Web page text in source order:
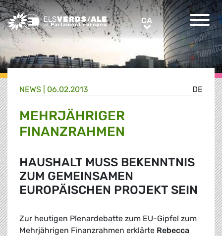
Greens/EFA Home CACA
DE
NEWS | 06.02.2013
MEHRJÄHRIGER
FINANZRAHMEN
HAUSHALT MUSS BEKENNTNIS
ZUM GEMEINSAMEN
EUROPÄISCHEN PROJEKT SEIN
Zur heutigen Plenardebatte zum EU-Gipfel zum
Mehrjährigen Finanzrahmen erklärte Rebecca